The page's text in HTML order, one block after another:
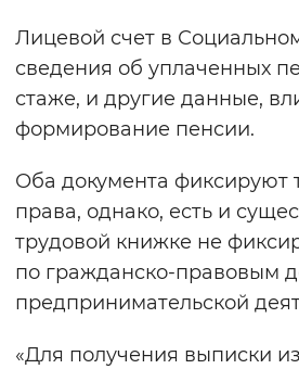
Лицевой счет в
сведения об уплаченных
стаже, и другие данные,
формирование пенсии.
Оба документа фиксируют
права, однако, есть и
трудовой книжке не
по гражданско-правовым
предпринимательской
«Для получения выписки